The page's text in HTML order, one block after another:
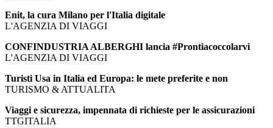
Enit, la cura Milano per l'Italia digitale
L'AGENZIA DI VIAGGI
CONFINDUSTRIA ALBERGHI lancia #Prontiacoccolarvi
L'AGENZIA DI VIAGGI
Turisti Usa in Italia ed Europa: le mete preferite e non
TURISMO & ATTUALITA
Viaggi e sicurezza, impennata di richieste per le assicurazioni
TTGITALIA